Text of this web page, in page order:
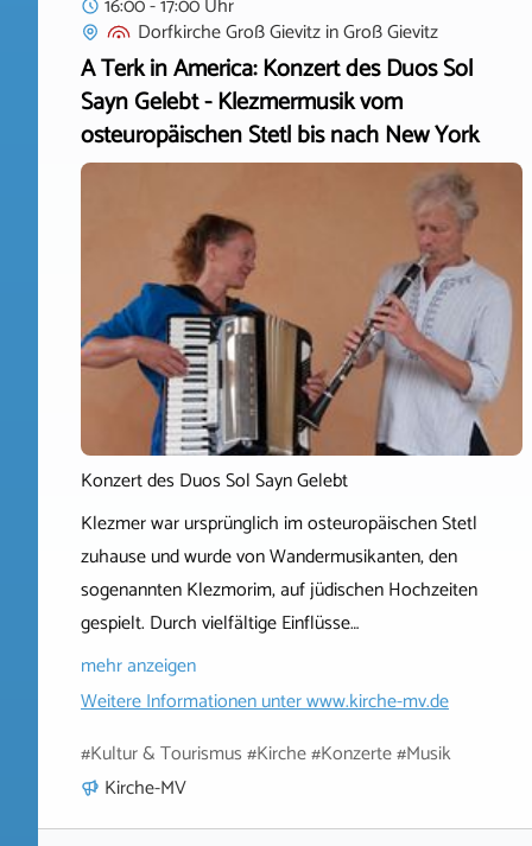
Dorfkirche Groß GievitzinGroß Gievitz
A Terk in America: Konzert des Duos Sol
Sayn Gelebt - Klezmermusik vom
osteuropäischen Stetl bis nach New York
Konzert des Duos Sol Sayn Gelebt
Klezmer war ursprünglich im osteuropäischen Stetl
zuhause und wurde von Wandermusikanten, den
sogenannten Klezmorim, auf jüdischen Hochzeiten
gespielt. Durch vielfältige Einflüsse…
mehr anzeigen
Weitere Informationen unterwww.kirche-mv.de
#Kultur & Tourismus #Kirche #Konzerte #Musik
Kirche-MV